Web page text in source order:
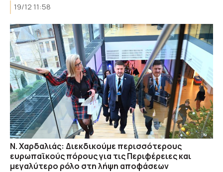
19/12 11:58
Ν. Χαρδαλιάς: Διεκδικούμε περισσότερους
ευρωπαϊκούς πόρους για τις Περιφέρειες και
μεγαλύτερο ρόλο στη λήψη αποφάσεων